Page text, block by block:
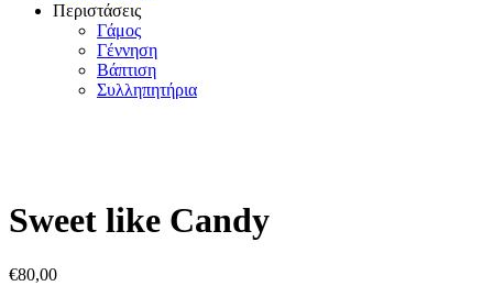
Περιστάσεις
Γάμος
Γέννηση
Βάπτιση
Συλληπητήρια
Sweet like Candy
€80,00